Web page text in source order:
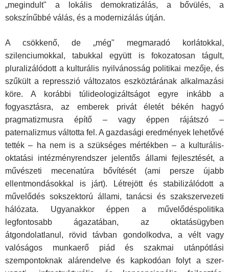
„megindult" a lokális demokrati­zálás, a bővülés, a
sokszínűbbé válás, és a modernizálás útján.
A csökkenő, de „még" megmaradó korlátokkal,
szilenciumokkal, tabukkal együtt is fokozatosan tágult,
pluralizálódott a kulturális nyilvánosság politikai mezője, és
szűkült a represszió változatos eszköztárának alkalmazási
köre. A korábbi túlideologizáltságot egyre inkább a
fogyasztásra, az emberek privát életét békén hagyó
pragmatizmusra építő – vagy éppen rájátszó –
paternalizmus váltot­ta fel. A gazdasági eredmények lehetővé
tették – ha nem is a szük­séges mértékben – a kulturális-
oktatási intézményrendszer jelentős állami fejlesztését, a
művészeti mecenatúra bővítését (ami persze újabb
ellentmondásokkal is járt). Létrejött és stabilizálódott a
művelődés sokszektorú állami, tanácsi és szakszervezeti
hálóza­ta. Ugyanakkor éppen a művelődéspolitika
legfontosabb ágaza­tában, az oktatásügyben
átgondolatlanul, rövid távban gondol­kodva, a vélt vagy
valóságos munkaerő piád és szakmai után­pótlási
szempontoknak alárendelve és kapkodóan folyt a szer­